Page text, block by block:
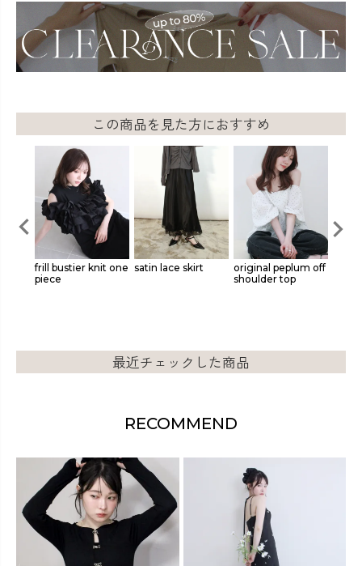
この商品を見た方におすすめ
satin lace skirt
original peplum off
original drawstring
gather bustier
最近チェックした商品
RECOMMEND